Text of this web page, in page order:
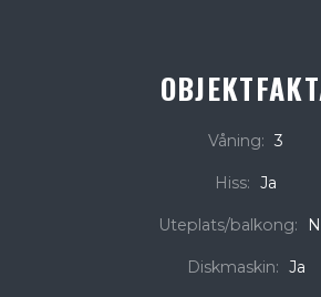
Våning: 3
Hiss: Ja
Uteplats/balkong:
Diskmaskin: Ja